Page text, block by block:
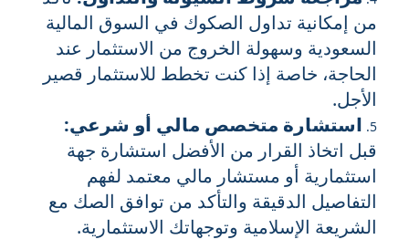
من إمكانية تداول الصكوك في السوق المالية
السعودية وسهولة الخروج من الاستثمار عند
الحاجة، خاصة إذا كنت تخطط للاستثمار قصير
الأجل.
استشارة متخصص مالي أو شرعي:
قبل اتخاذ القرار من الأفضل استشارة جهة
استثمارية أو مستشار مالي معتمد لفهم
التفاصيل الدقيقة والتأكد من توافق الصك مع
الشريعة الإسلامية وتوجهاتك الاستثمارية.